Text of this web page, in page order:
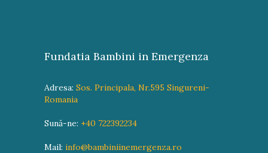
Fundatia Bambini in Emergenza
Adresa: Sos. Principala, Nr.595 Singureni-
Romania
Sună-ne: +40 722392234
Mail: info@bambiniinemergenza.ro